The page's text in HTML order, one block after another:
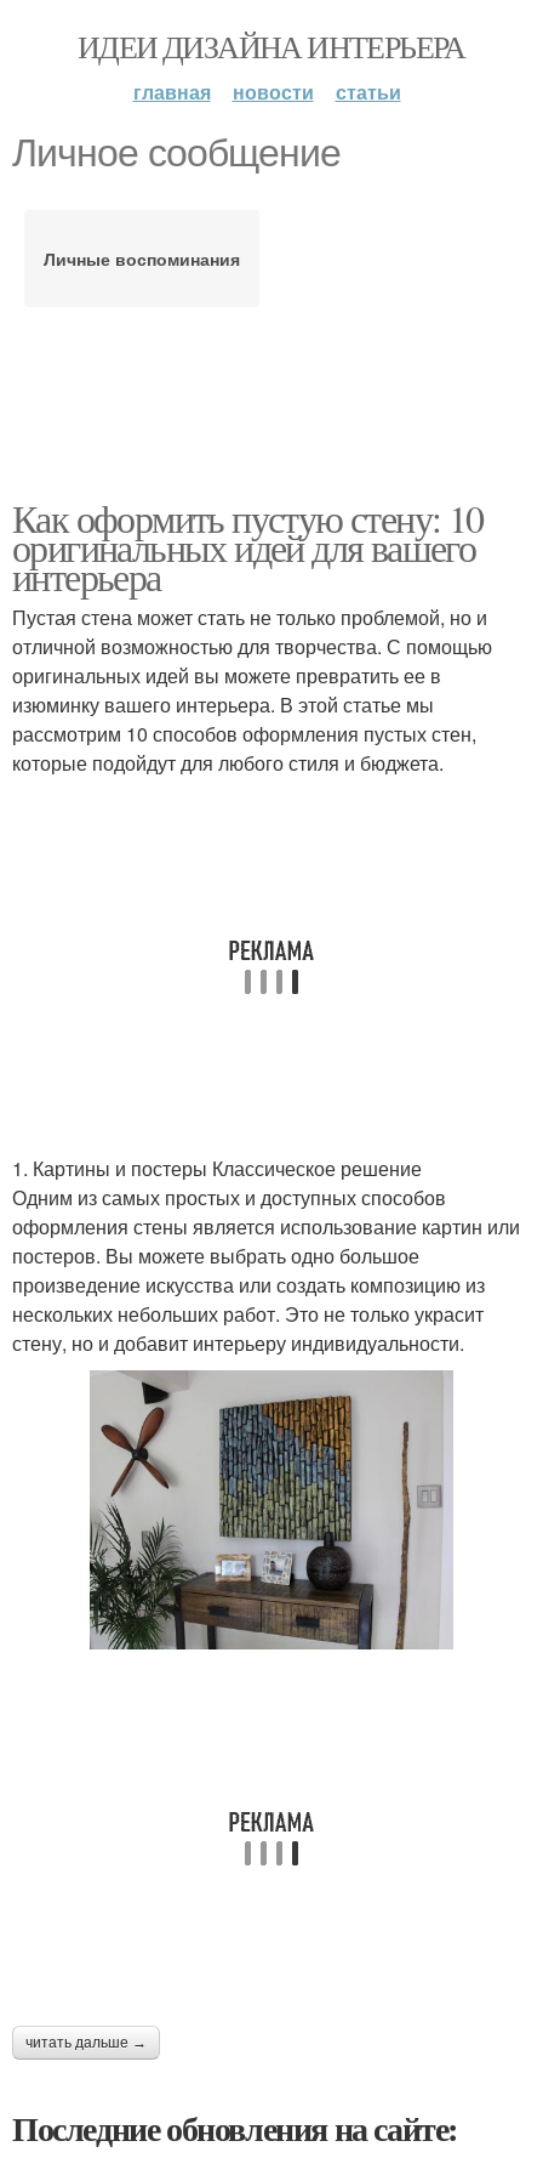
ИДЕИ ДИЗАЙНА ИНТЕРЬЕРА
главная новости статьи
Личное сообщение
Личные воспоминания
Как оформить пустую стену: 10
оригинальных идей для вашего
интерьера
Пустая стена может стать не только проблемой, но и
отличной возможностью для творчества. С помощью
оригинальных идей вы можете превратить ее в
изюминку вашего интерьера. В этой статье мы
рассмотрим 10 способов оформления пустых стен,
которые подойдут для любого стиля и бюджета.
1. Картины и постеры Классическое решение
Одним из самых простых и доступных способов
оформления стены является использование картин или
постеров. Вы можете выбрать одно большое
произведение искусства или создать композицию из
нескольких небольших работ. Это не только украсит
стену, но и добавит интерьеру индивидуальности.
читать дальше →
Последние обновления на сайте: